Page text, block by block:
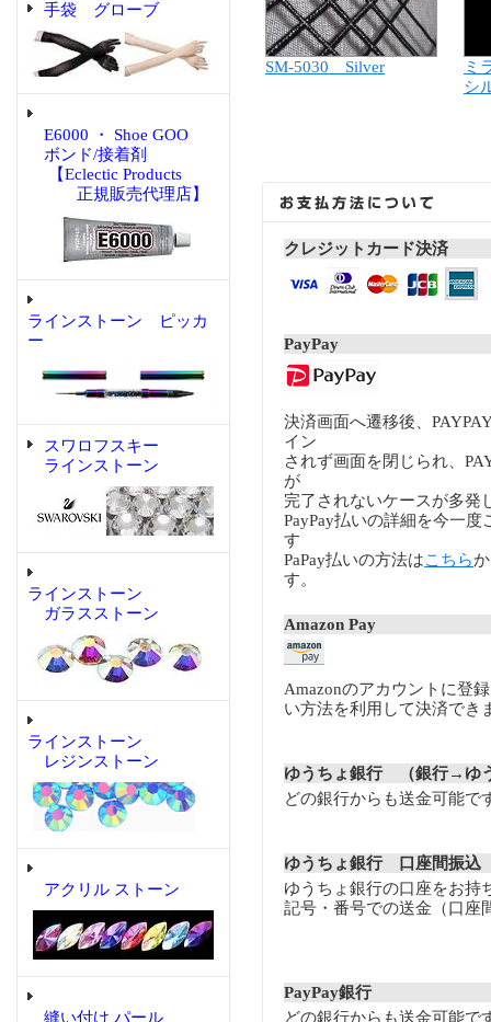
手袋 グローブ
E6000 ・ Shoe GOO
ボンド/接着剤
【Eclectic Products
正規販売代理店】
ラインストーン ピッカ
ー
スワロフスキー
ラインストーン
ラインストーン
ガラスストーン
ラインストーン
レジンストーン
アクリル ストーン
縫い付け パール
SM-5030 Silver
ミ
シ
クレジットカード決済
PayPay
決済画面へ遷移後、
イン
されず画面を閉じられ、
が
完了されないケースが多発
PayPay払いの詳細を今一度
す
PaPay払いの方法はこちら
す。
Amazon Pay
Amazonのアカウントに登
い方法を利用して決済でき
ゆうちょ銀行 （銀行→ゆ
どの銀行からも送金可能で
ゆうちょ銀行 口座間振込
ゆうちょ銀行の口座をお持
記号・番号での送金（口座
PayPay銀行
どの銀行からも送金可能で